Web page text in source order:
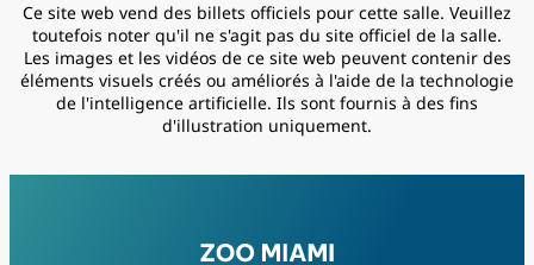
Ce site web vend des billets officiels pour cette salle. Veuillez
toutefois noter qu'il ne s'agit pas du site officiel de la salle.
Les images et les vidéos de ce site web peuvent contenir des
éléments visuels créés ou améliorés à l'aide de la technologie
de l'intelligence artificielle. Ils sont fournis à des fins
d'illustration uniquement.